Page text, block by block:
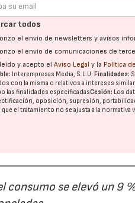
todos
el envío de newsletters y avisos
el envío de comunicaciones de
y acepto elAviso Legal y la Política
Interempresas Media, S.L.U.Finalidades:
con la misma o relativos a intereses
las finalidades especificadasCesión: Los
oposición, supresión,
el tratamiento no se ajusta a la
consumo se elevó un 9